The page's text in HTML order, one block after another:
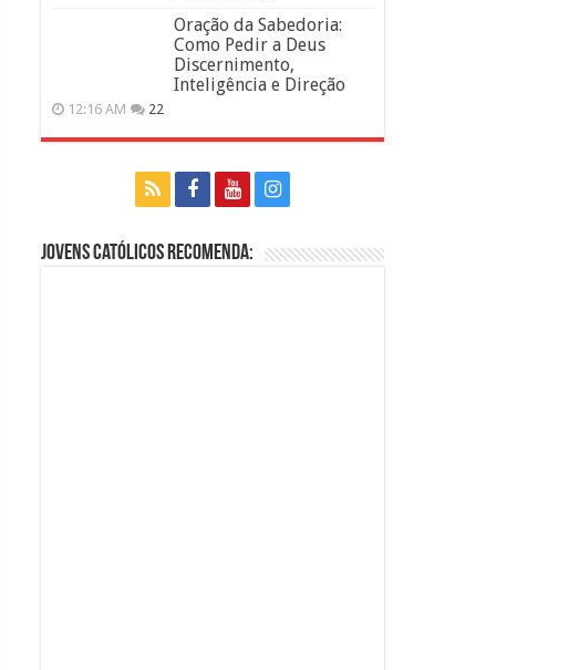
Oração da Sabedoria:
Como Pedir a Deus
Discernimento,
Inteligência e Direção
12:16 AM 22
Jovens Católicos Recomenda: